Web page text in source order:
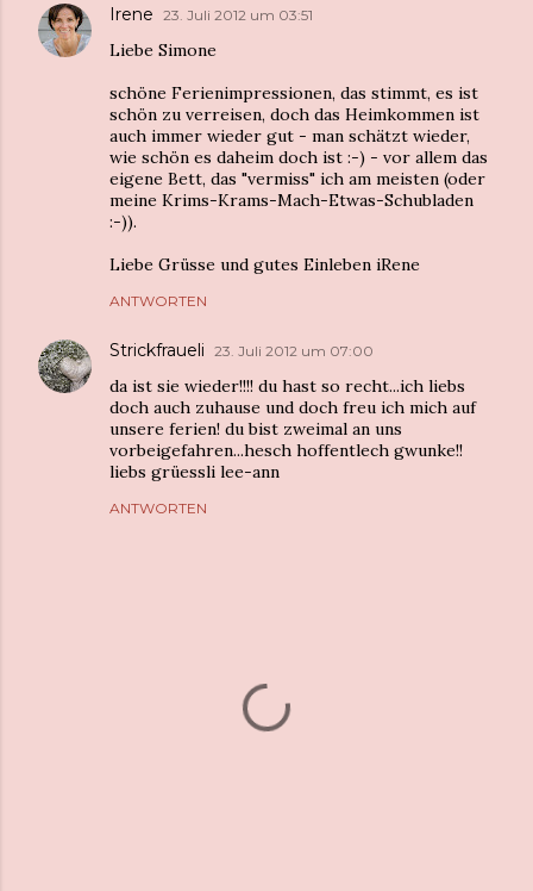
Irene 23. Juli 2012 um 03:51
Liebe Simone
schöne Ferienimpressionen, das stimmt, es ist
schön zu verreisen, doch das Heimkommen ist
auch immer wieder gut - man schätzt wieder,
wie schön es daheim doch ist :-) - vor allem das
eigene Bett, das "vermiss" ich am meisten (oder
meine Krims-Krams-Mach-Etwas-Schubladen
:-)).
Liebe Grüsse und gutes Einleben iRene
ANTWORTEN
Strickfraueli 23. Juli 2012 um 07:00
da ist sie wieder!!!! du hast so recht...ich liebs
doch auch zuhause und doch freu ich mich auf
unsere ferien! du bist zweimal an uns
vorbeigefahren...hesch hoffentlech gwunke!!
liebs grüessli lee-ann
ANTWORTEN